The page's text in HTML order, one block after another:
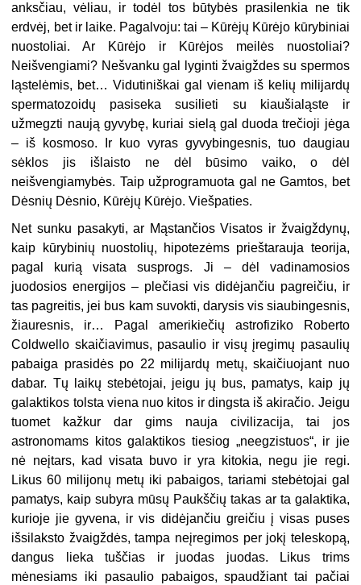
anksčiau, vėliau, ir todėl tos būtybės prasilenkia ne tik
erdvėj, bet ir laike. Pagalvoju: tai – Kūrėjų Kūrėjo kūrybiniai
nuostoliai. Ar Kūrėjo ir Kūrėjos meilės nuostoliai?
Neišvengiami? Nešvanku gal lyginti žvaigždes su spermos
ląstelėmis, bet… Vidutiniškai gal vienam iš kelių milijardų
spermatozoidų pasiseka susilieti su kiaušialąste ir
užmegzti naują gyvybę, kuriai sielą gal duoda trečioji jėga
– iš kosmoso. Ir kuo vyras gyvybingesnis, tuo daugiau
sėklos jis išlaisto ne dėl būsimo vaiko, o dėl
neišvengiamybės. Taip užprogramuota gal ne Gamtos, bet
Dėsnių Dėsnio, Kūrėjų Kūrėjo. Viešpaties.
Net sunku pasakyti, ar Mąstančios Visatos ir žvaigždynų,
kaip kūrybinių nuostolių, hipotezėms prieštarauja teorija,
pagal kurią visata susprogs. Ji – dėl vadinamosios
juodosios energijos – plečiasi vis didėjančiu pagreičiu, ir
tas pagreitis, jei bus kam suvokti, darysis vis siaubingesnis,
žiauresnis, ir… Pagal amerikiečių astrofiziko Roberto
Coldwello skaičiavimus, pasaulio ir visų įregimų pasaulių
pabaiga prasidės po 22 milijardų metų, skaičiuojant nuo
dabar. Tų laikų stebėtojai, jeigu jų bus, pamatys, kaip jų
galaktikos tolsta viena nuo kitos ir dingsta iš akiračio. Jeigu
tuomet kažkur dar gims nauja civilizacija, tai jos
astronomams kitos galaktikos tiesiog „neegzistuos“, ir jie
nė neįtars, kad visata buvo ir yra kitokia, negu jie regi.
Likus 60 milijonų metų iki pabaigos, tariami stebėtojai gal
pamatys, kaip subyra mūsų Paukščių takas ar ta galaktika,
kurioje jie gyvena, ir vis didėjančiu greičiu į visas puses
išsilaksto žvaigždės, tampa neįregimos per jokį teleskopą,
dangus lieka tuščias ir juodas juodas. Likus trims
mėnesiams iki pasaulio pabaigos, spaudžiant tai pačiai